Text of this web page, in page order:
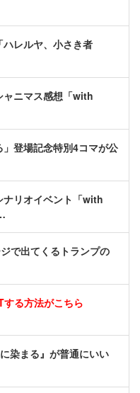
ハレルヤ、小さき者
ャニマス感想「with
」登場記念特別4コマが公
ナリオイベント「with
で出てくるトランプの
する方法がこちら
染まる』が普通にいい